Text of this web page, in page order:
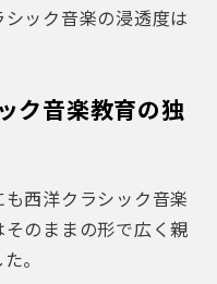
ック音楽の浸透度は
ク音楽教育の独
西洋クラシック音楽
のままの形で広く親
。